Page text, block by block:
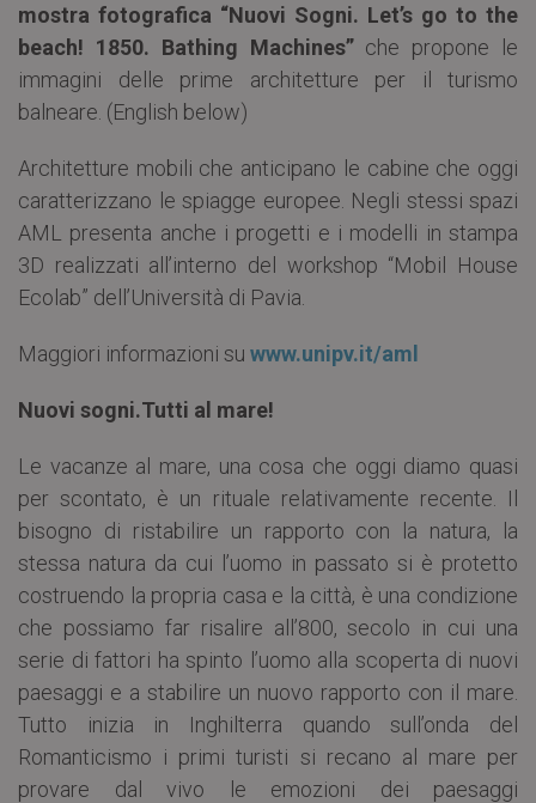
mostra fotografica “Nuovi Sogni. Let’s go to the
beach! 1850. Bathing Machines”che propone le
immagini delle prime architetture per il turismo
balneare. (English below)
Architetture mobili che anticipano le cabine che oggi
caratterizzano le spiagge europee. Negli stessi spazi
AML presenta anche i progetti e i modelli in stampa
3D realizzati all’interno del workshop “Mobil House
Ecolab” dell’Università di Pavia.
Maggiori informazioni su www.unipv.it/aml
Nuovi sogni.Tutti al mare!
Le vacanze al mare, una cosa che oggi diamo quasi
per scontato, è un rituale relativamente recente. Il
bisogno di ristabilire un rapporto con la natura, la
stessa natura da cui l’uomo in passato si è protetto
costruendo la propria casa e la città, è una condizione
che possiamo far risalire all’800, secolo in cui una
serie di fattori ha spinto l’uomo alla scoperta di nuovi
paesaggi e a stabilire un nuovo rapporto con il mare.
Tutto inizia in Inghilterra quando sull’onda del
Romanticismo i primi turisti si recano al mare per
provare dal vivo le emozioni dei paesaggi